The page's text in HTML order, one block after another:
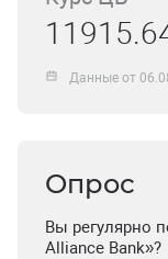
Данные от
Опрос
Вы регулярно
Alliance Bank»?